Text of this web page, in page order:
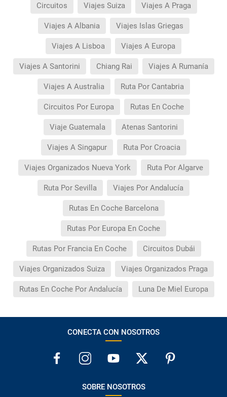
Circuitos Viajes Suiza Viajes A Praga
Viajes A Albania Viajes Islas Griegas
Viajes A Lisboa Viajes A Europa
Viajes A Santorini Chiang Rai Viajes A Rumanía
Viajes A Australia Ruta Por Cantabria
Circuitos Por Europa Rutas En Coche
Viaje Guatemala Atenas Santorini
Viajes A Singapur Ruta Por Croacia
Viajes Organizados Nueva York Ruta Por Algarve
Ruta Por Sevilla Viajes Por Andalucía
Rutas En Coche Barcelona
Rutas Por Europa En Coche
Rutas Por Francia En Coche Circuitos Dubái
Viajes Organizados Suiza Viajes Organizados Praga
Rutas En Coche Por Andalucía Luna De Miel Europa
CONECTA CON NOSOTROS
SOBRE NOSOTROS